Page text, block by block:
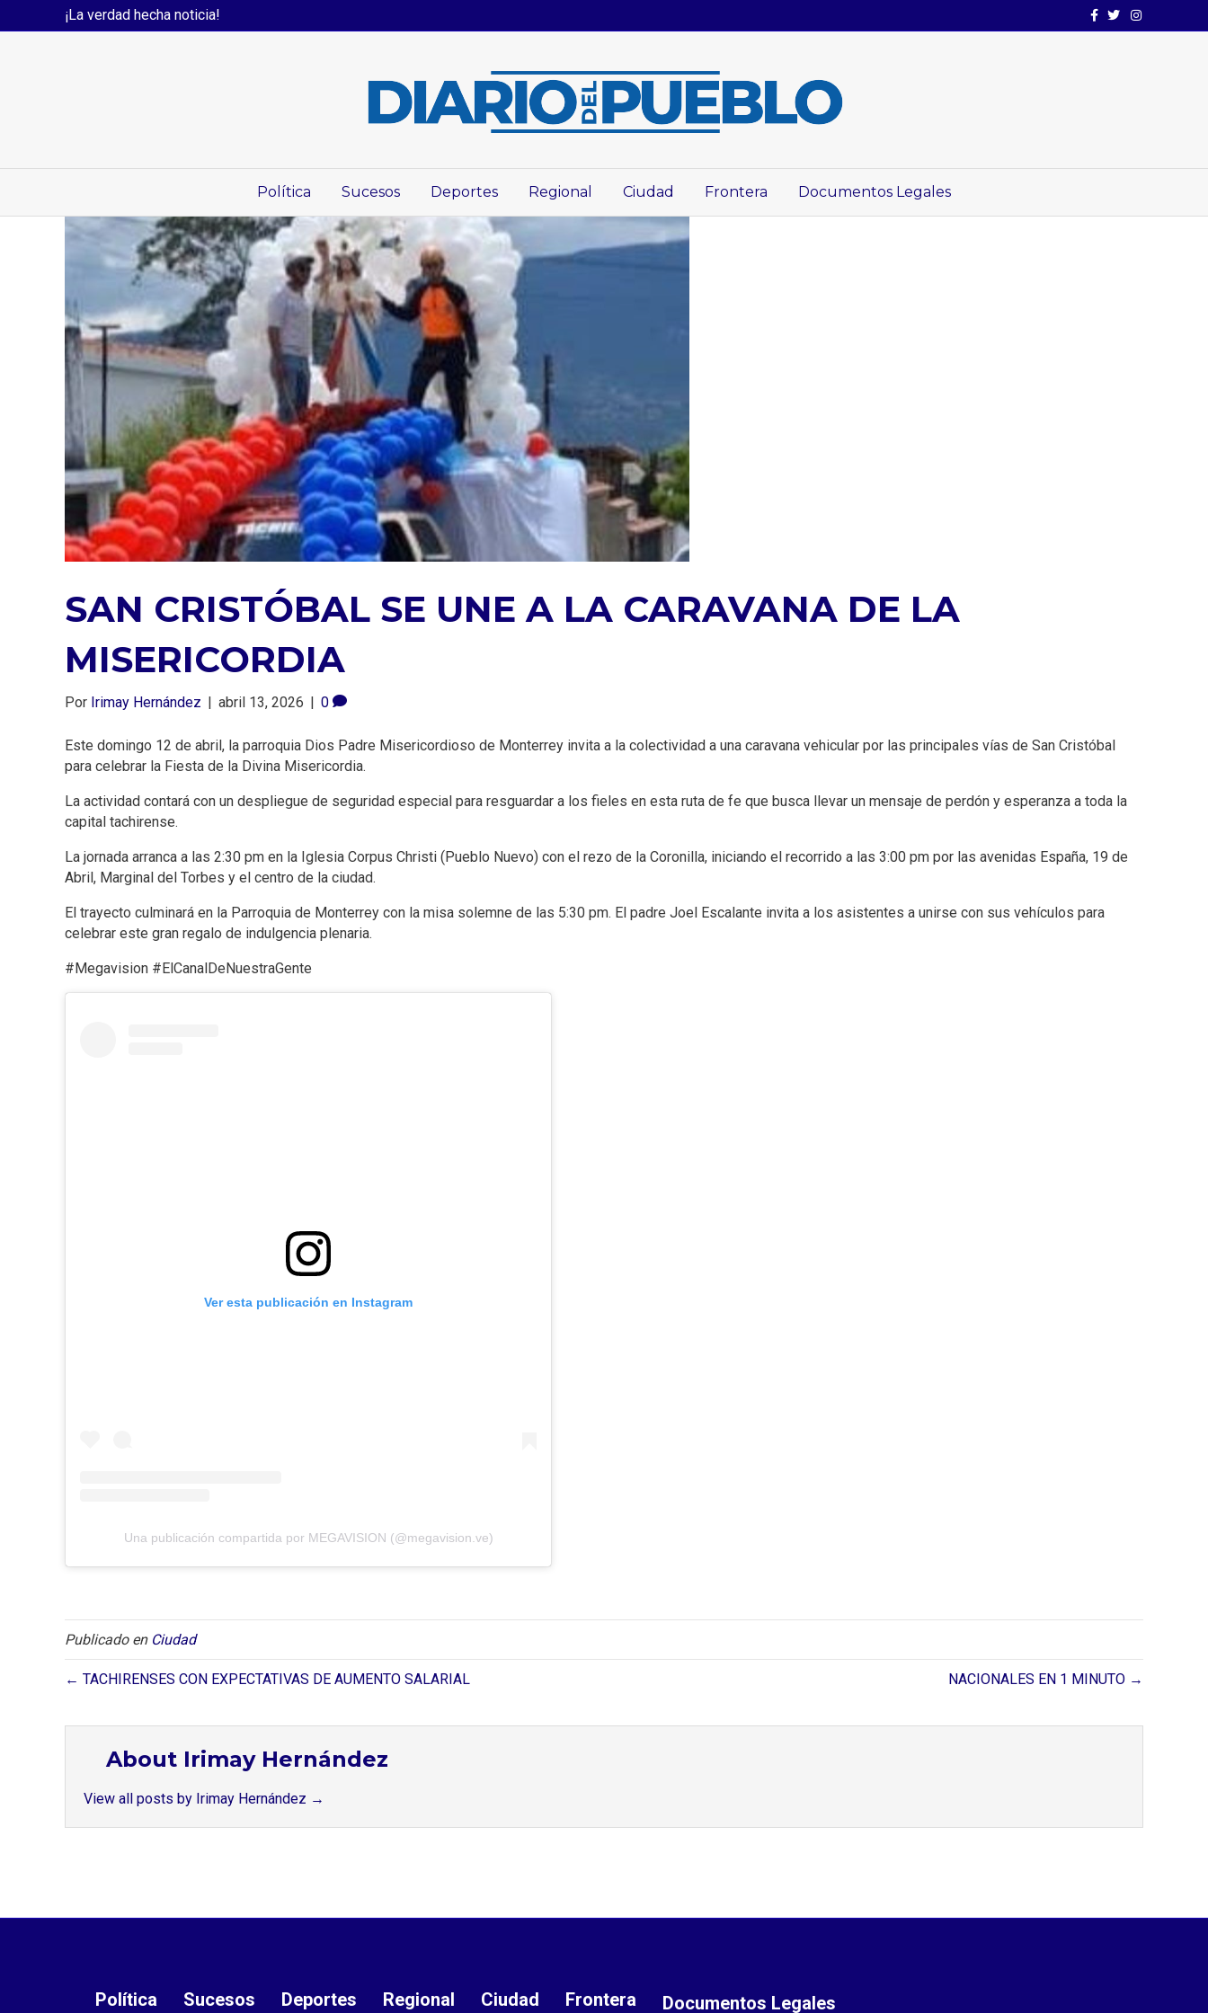
¡La verdad hecha noticia! Facebook
TwitterInstagram
Política Sucesos Deportes Regional Ciudad Frontera Documentos Legales
SAN CRISTÓBAL SE UNE A LA CARAVANA DE LA
MISERICORDIA
Por Irimay Hernández abril 13, 2026 0
Este domingo 12 de abril, la parroquia Dios Padre Misericordioso de Monterrey invita a la colectividad a una caravana vehicular por las principales vías de San Cristóbal
para celebrar la Fiesta de la Divina Misericordia.
La actividad contará con un despliegue de seguridad especial para resguardar a los fieles en esta ruta de fe que busca llevar un mensaje de perdón y esperanza a toda la
capital tachirense.
La jornada arranca a las 2:30 pm en la Iglesia Corpus Christi (Pueblo Nuevo) con el rezo de la Coronilla, iniciando el recorrido a las 3:00 pm por las avenidas España, 19 de
Abril, Marginal del Torbes y el centro de la ciudad.
El trayecto culminará en la Parroquia de Monterrey con la misa solemne de las 5:30 pm. El padre Joel Escalante invita a los asistentes a unirse con sus vehículos para
celebrar este gran regalo de indulgencia plenaria.
#Megavision #ElCanalDeNuestraGente
Ver esta publicación en Instagram
Una publicación compartida por MEGAVISION (@megavision.ve)
Publicado en Ciudad
← TACHIRENSES CON EXPECTATIVAS DE AUMENTO SALARIAL NACIONALES EN 1 MINUTO →
About Irimay Hernández
View all posts by Irimay Hernández →
Política Sucesos Deportes Regional Ciudad Frontera Documentos Legales